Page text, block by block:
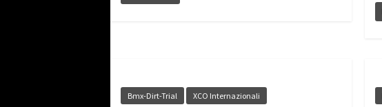
Bmx-Dirt-Trial XCO Internazionali